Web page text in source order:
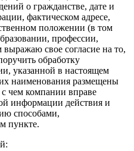
о гражданстве, дате и
фактическом адресе,
положении (в том
профессии,
свое согласие на то,
обработку
указанной в настоящем
наименования размещены
чем компании вправе
информации действия и
способами,
пункте.